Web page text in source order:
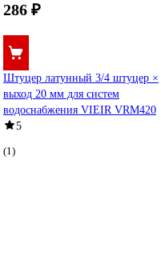
286 ₽
Штуцер латунный 3/4 штуцер ×
выход 20 мм для систем
водоснабжения VIEIR VRM420
5
(1)